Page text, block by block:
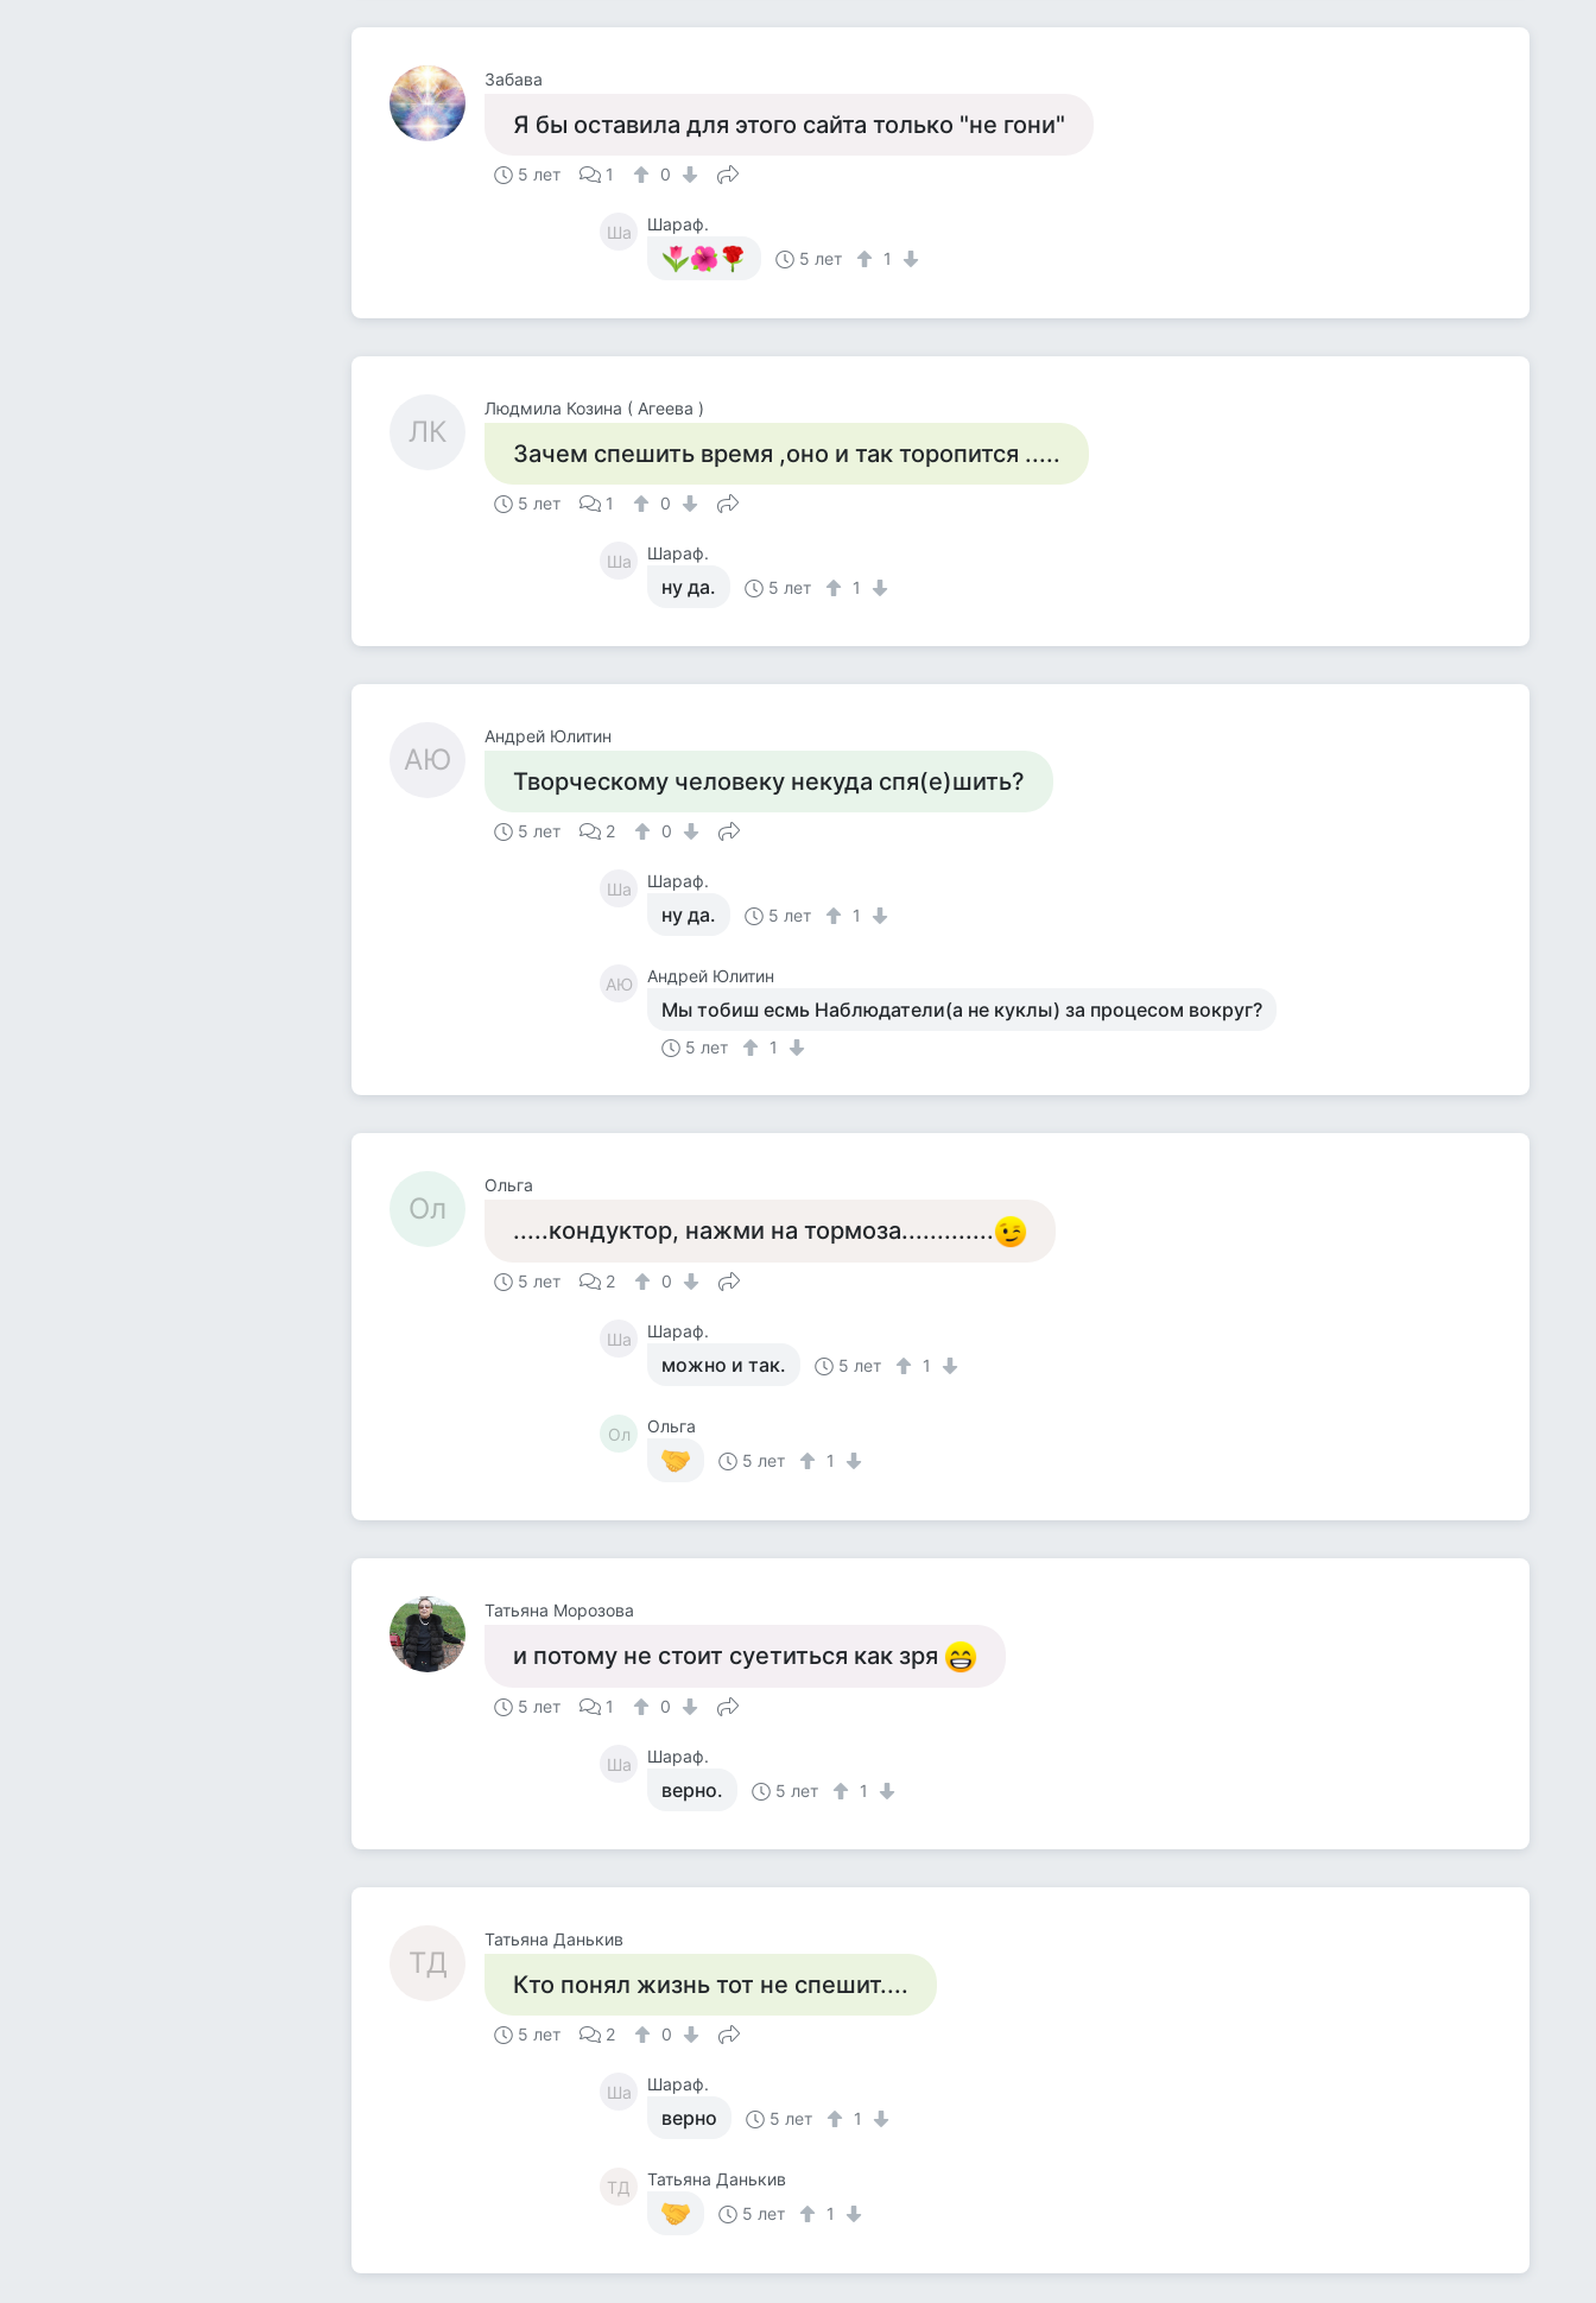
Забава
Я бы оставила для этого сайта только "не гони"
5 лет 1 0
Ша
Шараф.
5 лет
1
ЛК
Людмила Козина ( Агеева )
Зачем спешить время ,оно и так торопится .....
5 лет 1 0
Ша Шараф.
ну да. 5 лет 1
АЮ
Андрей Юлитин
Творческому человеку некуда спя(е)шить?
5 лет 2 0
Ша Шараф.
ну да. 5 лет 1
АЮ Андрей Юлитин
Мы тобиш есмь Наблюдатели(а не куклы) за процесом вокруг?
5 лет 1
Ол
Ольга
.....кондуктор, нажми на тормоза.............
5 лет 2 0
Ша Шараф.
можно и так. 5 лет 1
Ол
Ольга
5 лет
1
Татьяна Морозова
и потому не стоит суетиться как зря
5 лет 1 0
Ша Шараф.
верно. 5 лет 1
ТД
Татьяна Данькив
Кто понял жизнь тот не спешит....
5 лет 2 0
Ша Шараф.
верно 5 лет 1
ТД
Татьяна Данькив
5 лет
1